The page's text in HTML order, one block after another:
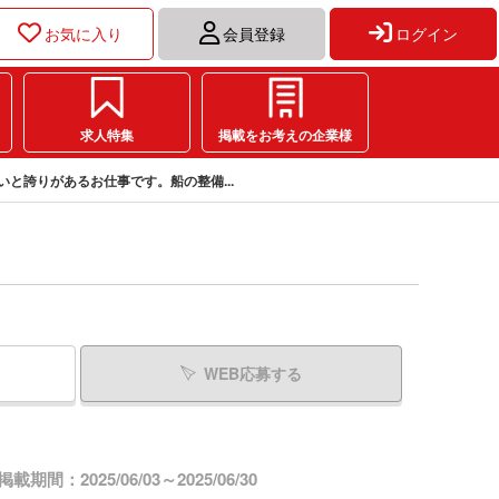
お気に入り 会員登録 ログイン
求人特集 掲載をお考えの企業様
と誇りがあるお仕事です。船の整備...
WEB応募する
載期間：2025/06/03～2025/06/30